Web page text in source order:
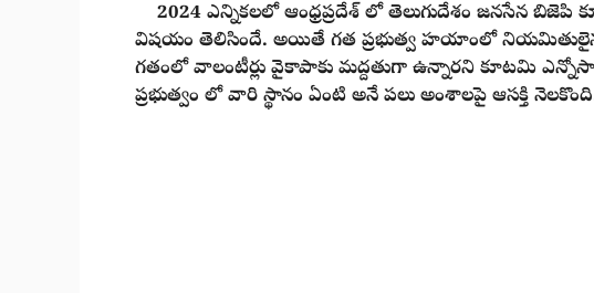
2024 ఎన్నికలలో ఆంధ్రప్రదేశ్ లో తెలుగుదేశం జనసేన
విషయం తెలిసిందే. అయితే గత ప్రభుత్వ హయాంలో
గతంలో వాలంటీర్లు వైకాపాకు మద్దతుగా ఉన్నారని కూటమి
ప్రభుత్వం లో వారి స్థానం ఏంటి అనే పలు అంశాలపై ఆసక్తి